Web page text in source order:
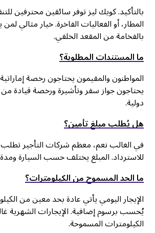
بالتأكيد. كويك ليز توفر سائقين محترفين
المطار، أو الفعاليات الفاخرة. خيار مثالي
بالفخامة من المقعد الخلفي.
ما المستندات المطلوبة؟
المواطنون والمقيمون يحتاجون رخصة
يحتاجون جواز سفر وتأشيرة ورخصة قيادة
دولية.
هل يُطلب مبلغ تأمين؟
في الغالب نعم، معظم شركات التأجير
للاسترداد. المبلغ يختلف حسب السيارة ومدة
ما الحد المسموح من الكيلومترات؟
الإيجار اليومي يأتي عادة بحد معين من
يُحسب برسوم إضافية. الإيجارات الشهرية
الكيلومترات المسموحة.